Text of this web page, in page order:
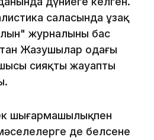
саласында ұзақ
журналының бас
Жазушылар одағы
сияқты жауапты
шығармашылықпен
де белсене